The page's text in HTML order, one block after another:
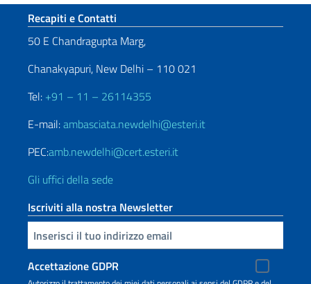
Sezione footer
Recapiti e Contatti
50 E Chandragupta Marg,
Chanakyapuri, New Delhi – 110 021
Tel: +91 – 11 – 26114355
E-mail:ambasciata.newdelhi@esteri.it
PEC:amb.newdelhi@cert.esteri.it
Gli uffici della sede
Iscriviti alla nostra Newsletter
Inserisci la tua email
Accettazione GDPR